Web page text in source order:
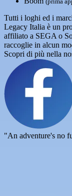
Tutti i loghi ed i
Legacy Italia è un
affiliato a SEGA o
raccoglie in alcun
Scopri di più nella
"An adventure's no